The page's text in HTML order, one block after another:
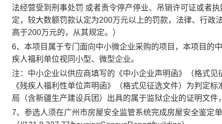
法经营受到刑事处罚 或者责令停产停业、吊销许可证或者
定，较大数额罚款认定为200万元以上的罚款，法律、行政
高于200万元的，从其规定。）
6、本项目属于专门面向中小微企业采购的项目，本项目的
疾人福利单位视同小型、微型企业。
注：中小企业以供应商填写的《中小企业声明函》（格式
《残疾人福利性单位声明函》（格式见征选文件）为判定
局（含新疆生产建设兵团）出具的属于监狱企业的证明文件
7、参选人须在广州市房屋安全监管系统完成房屋安全鉴定